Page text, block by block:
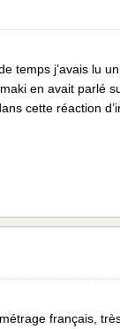
temps j’avais lu
en avait parlé
cette réaction
français,